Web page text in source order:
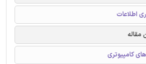
اطلاعات
مقاله
کامپیوتری